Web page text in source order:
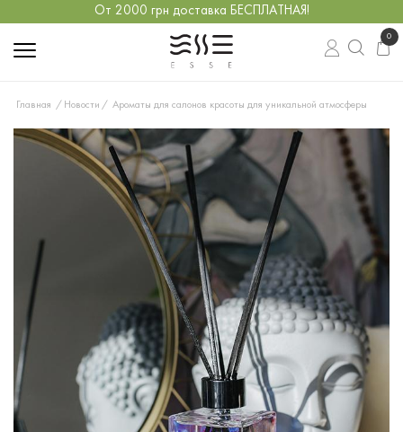
От 2000 грн доставка БЕСПЛАТНАЯ!
0
Главная Новости Ароматы для салонов красоты для уникальной атмосферы